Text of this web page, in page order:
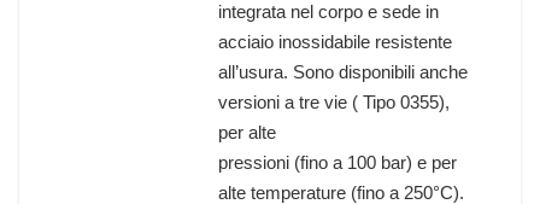
integrata nel corpo e sede in
acciaio inossidabile resistente
all’usura. Sono disponibili anche
versioni a tre vie ( Tipo 0355),
per alte
pressioni (fino a 100 bar) e per
alte temperature (fino a 250°C).